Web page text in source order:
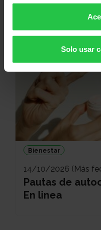
Solo usar
Bienestar
14/10/2026 (Más
Pautas de
En linea